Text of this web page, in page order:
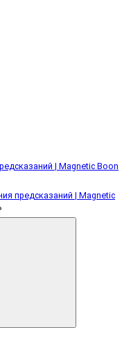
предсказаний | Magnetic